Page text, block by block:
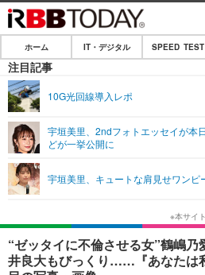
ホーム
IT・デジタル
ネタ
ショッピング
SPEED TEST
エンタメ
エンタメTOP
音楽
ライフ
ライフTOP
ペット
リリース一覧
プッシュ通知の停止方法
ホーム IT・デジタル SPEED TEST
注目記事
10G光回線導入レポ
宇垣美里、2ndフォトエッセイが本
どが一挙公開に
宇垣美里、キュートな肩見せワンピ
“ゼッタイに不倫させる女”鶴嶋
井良大もびっくり……『あなたは